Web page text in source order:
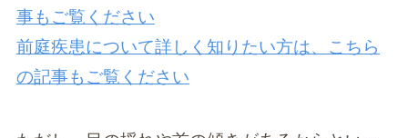
事もご覧ください
前庭疾患について詳しく知りたい方は、こちら
の記事もご覧ください